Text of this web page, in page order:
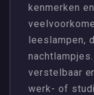
kenmerken
leeslampen,
verstelbaar
werk- of